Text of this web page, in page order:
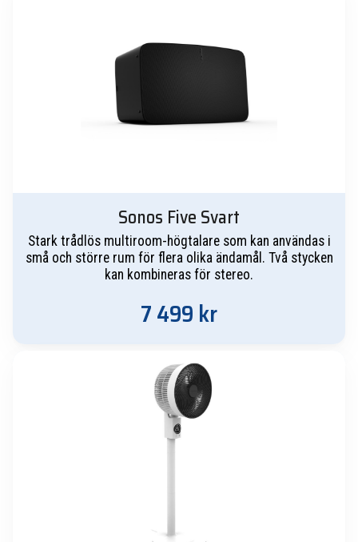
Sonos Five Svart
Stark trådlös multiroom-högtalare som kan användas i
små och större rum för flera olika ändamål. Två stycken
kan kombineras för stereo.
7 499 kr